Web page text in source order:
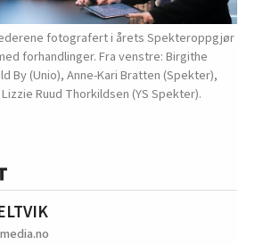
fotografert i årets Spekteroppgjør
forhandlinger. Fra venstre: Birgithe
By (Unio), Anne-Kari Bratten (Spekter),
Ruud Thorkildsen (YS Spekter).